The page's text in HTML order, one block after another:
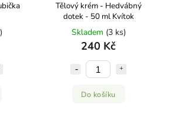
Tělový krém - Hedvábný
dotek - 50 ml Kvítok
Skladem (3 ks)
240 Kč
Do košíku